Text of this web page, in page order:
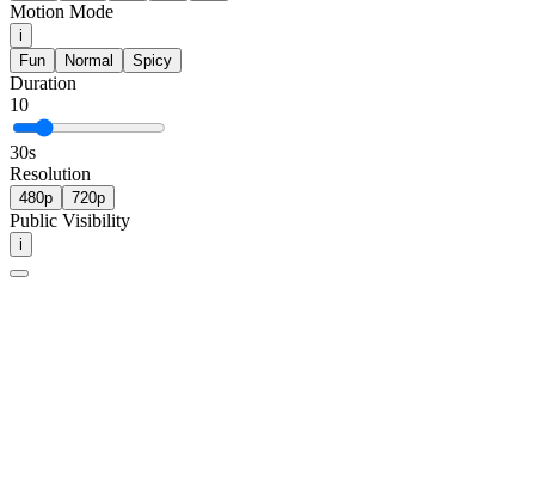
Motion Mode
i
Fun
Normal Spicy
Duration
10
30s
Resolution
480p 720p
Public Visibility
i